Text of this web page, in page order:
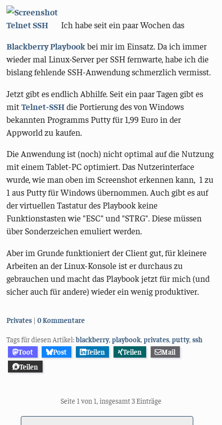
Ich habe seit ein paar Wochen das
Blackberry Playbookbei mir im Einsatz. Da ich immer
wieder mal Linux-Server per SSH fernwarte, habe ich die
bislang fehlende SSH-Anwendung schmerzlich vermisst.
Jetzt gibt es endlich Abhilfe. Seit ein paar Tagen gibt es
mitTelnet-SSHdie Portierung des von Windows
bekannten Programms Putty für 1,99 Euro in der
Appworld zu kaufen.
Die Anwendung ist (noch) nicht optimal auf die Nutzung
mit einem Tablet-PC optimiert. Das Nutzerinterface
wurde, wie man oben im Screenshot erkennen kann, 1 zu
1 aus Putty für Windows übernommen. Auch gibt es auf
der virtuellen Tastatur des Playbook keine
Funktionstasten wie "ESC" und "STRG". Diese müssen
über Sonderzeichen emuliert werden.
Aber im Grunde funktioniert der Client gut, für kleinere
Arbeiten an der Linux-Konsole ist er durchaus zu
gebrauchen und macht das Playbook jetzt für mich (und
sicher auch für andere) wieder ein wenig produktiver.
Kategorien:
Privates 0 Kommentare
Tags für diesen Artikel:blackberry,playbook,privates,putty,ssh
Toot
Post Teilen Teilen
Mail
Teilen
Seite 1 von 1, insgesamt 3 Einträge